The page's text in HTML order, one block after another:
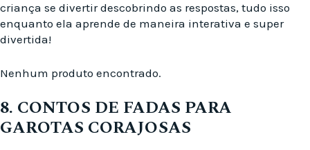
criança se divertir descobrindo as respostas, tudo isso
enquanto ela aprende de maneira interativa e super
divertida!
Nenhum produto encontrado.
8. CONTOS DE FADAS PARA
GAROTAS CORAJOSAS